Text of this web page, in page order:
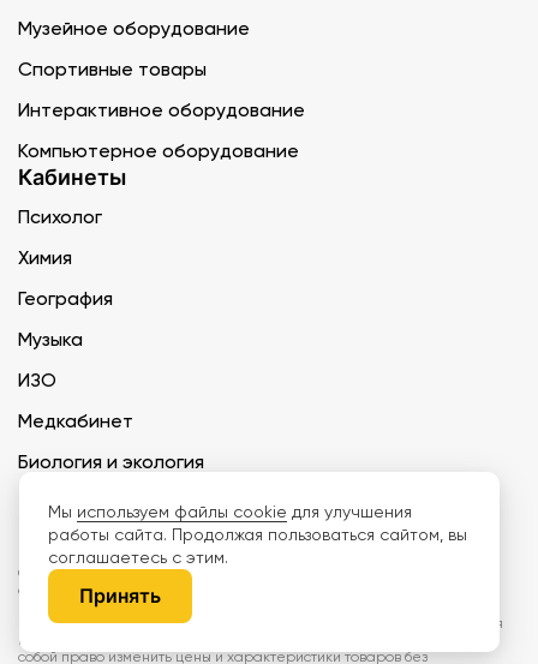
Музейное оборудование
Спортивные товары
Интерактивное оборудование
Компьютерное оборудование
Кабинеты
Психолог
Химия
География
Музыка
ИЗО
Медкабинет
Биология и экология
Технология
ООО «Дети наше будущее» ИНН 6671165273 ОГРН 1216600030250 КПП
667101001 БИК 046577674
Информация на сайте не является публичной офертой. Изображения
могут отличаться от поставляемых товаров. Поставщик оставляет за
собой право изменить цены и характеристики товаров без
Мы используем файлы cookie для улучшения
работы сайта. Продолжая пользоваться сайтом, вы
соглашаетесь с этим.
Принять